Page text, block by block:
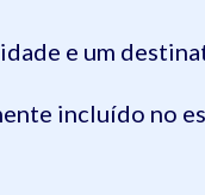
e um
incluído no